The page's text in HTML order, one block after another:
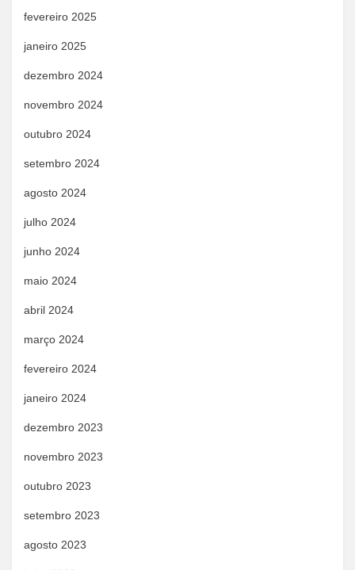
fevereiro 2025
janeiro 2025
dezembro 2024
novembro 2024
outubro 2024
setembro 2024
agosto 2024
julho 2024
junho 2024
maio 2024
abril 2024
março 2024
fevereiro 2024
janeiro 2024
dezembro 2023
novembro 2023
outubro 2023
setembro 2023
agosto 2023